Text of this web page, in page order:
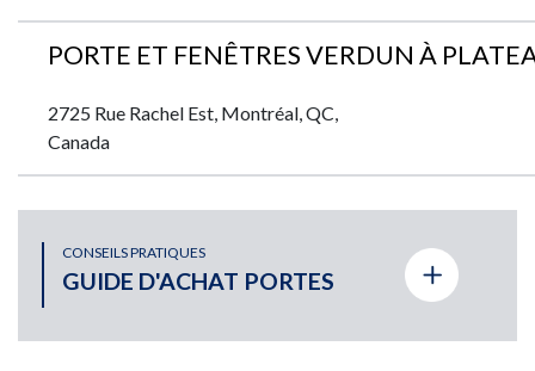
PORTE ET FENÊTRES VERDUN À
2725 Rue Rachel Est, Montréal, QC,
Canada
PORTE ET FENÊTRES VERDUN À ST-
9365 rue De Meaux St-Léonard, Québec
H1R 3H3
CONSEILS PRATIQUES
GUIDE D'ACHAT PORTES